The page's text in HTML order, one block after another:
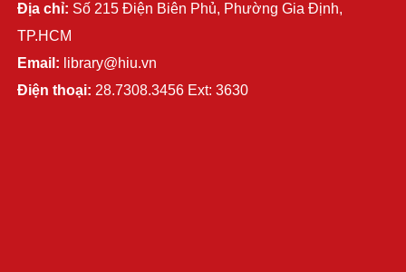
Địa chỉ: Số 215 Điện Biên Phủ, Phường Gia Định,
TP.HCM
Email: library@hiu.vn
Điện thoại: 28.7308.3456 Ext: 3630